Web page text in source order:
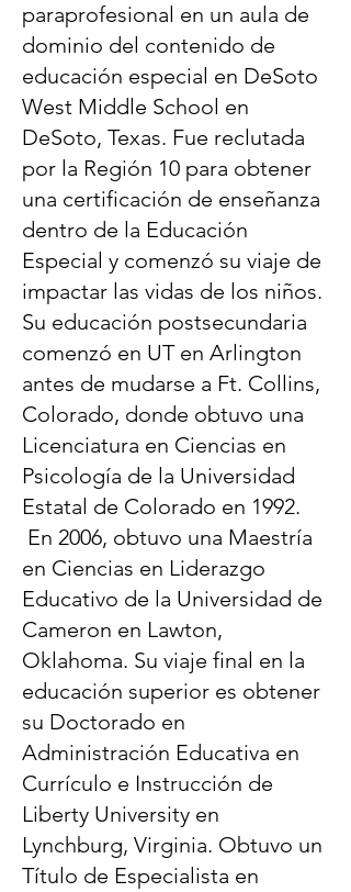
paraprofesional en un aula de
dominio del contenido de
educación especial en DeSoto
West Middle School en
DeSoto, Texas. Fue reclutada
por la Región 10 para obtener
una certificación de enseñanza
dentro de la Educación
Especial y comenzó su viaje de
impactar las vidas de los niños.
Su educación postsecundaria
comenzó en UT en Arlington
antes de mudarse a Ft. Collins,
Colorado, donde obtuvo una
Licenciatura en Ciencias en
Psicología de la Universidad
Estatal de Colorado en 1992.
En 2006, obtuvo una Maestría
en Ciencias en Liderazgo
Educativo de la Universidad de
Cameron en Lawton,
Oklahoma. Su viaje final en la
educación superior es obtener
su Doctorado en
Administración Educativa en
Currículo e Instrucción de
Liberty University en
Lynchburg, Virginia. Obtuvo un
Título de Especialista en